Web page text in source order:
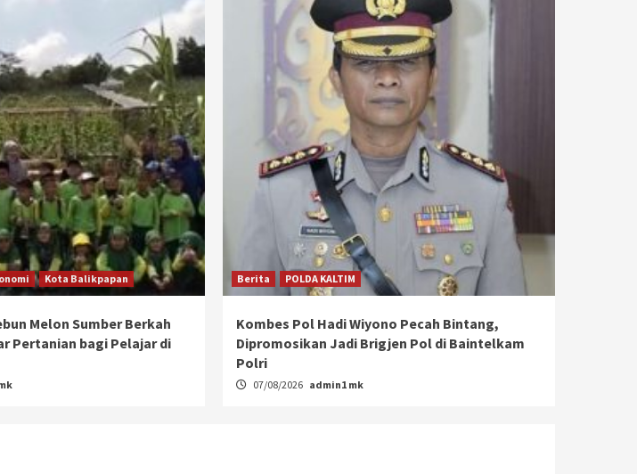
Kota Balikpapan
Melon Sumber Berkah
Pertanian bagi Pelajar di
Berita POLDA KALTIM
Kombes Pol Hadi Wiyono Pecah Bintang,
Dipromosikan Jadi Brigjen Pol di Baintelkam
Polri
07/08/2026 admin1 mk